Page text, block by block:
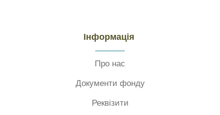
Інформація
Про нас
Документи фонду
Реквізити